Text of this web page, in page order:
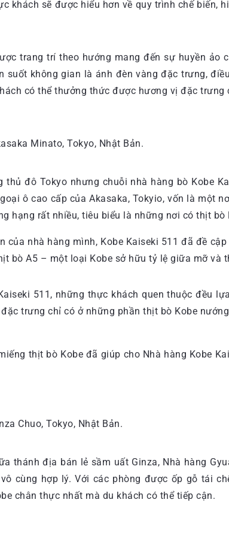
khách sẽ được hiểu hơn về quy trình chế
trang trí theo hướng mang đến sự huyền
suốt không gian là ánh đèn vàng đặc trưng,
có thể thưởng thức được hương vị đặc trưng
Minato, Tokyo, Nhật Bản.
thủ đô Tokyo nhưng chuỗi nhà hàng bò Kobe
ô cao cấp của Akasaka, Tokyio, vốn là một
hạng rất nhiều, tiêu biểu là những nơi có thịt bò
của nhà hàng mình, Kobe Kaiseki 511 đã đề
bò A5 – một loại Kobe sở hữu tỷ lệ giữa mỡ
511, những thực khách quen thuộc đều
trưng chỉ có ở những phần thịt bò Kobe
thịt bò Kobe đã giúp cho Nhà hàng Kobe
Chuo, Tokyo, Nhật Bản.
thánh địa bán lẻ sầm uất Ginza, Nhà hàng
cùng hợp lý. Với các phòng được ốp gỗ tái
chân thực nhất mà du khách có thể tiếp cận.